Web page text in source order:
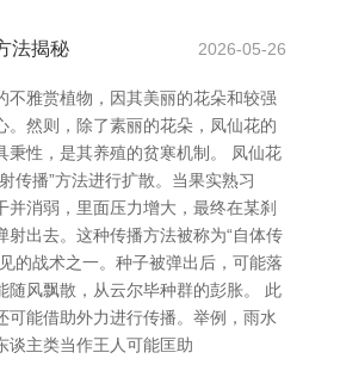
法揭秘 2026-05-26
不雅赏植物，因其美丽的花朵和较强
。然则，除了素丽的花朵，凤仙花的
秉性，是其养殖的贫寒机制。 凤仙花
传播”方法进行扩散。当果实熟习
并消弱，里面压力增大，最终在某刹
射出去。这种传播方法被称为“自体传
的战术之一。种子被弹出后，可能落
随风飘散，从云尔毕种群的彭胀。 此
可能借助外力进行传播。举例，雨水
谈主类当作王人可能匡助